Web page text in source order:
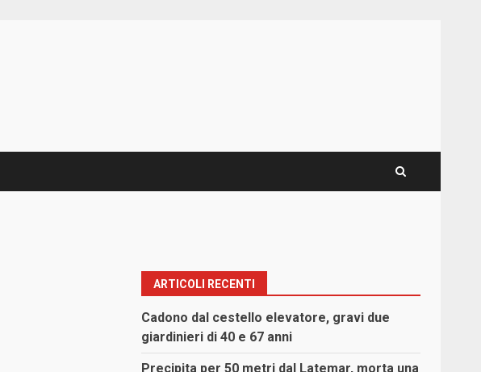
ARTICOLI RECENTI
Cadono dal cestello elevatore, gravi due
giardinieri di 40 e 67 anni
Precipita per 50 metri dal Latemar, morta una